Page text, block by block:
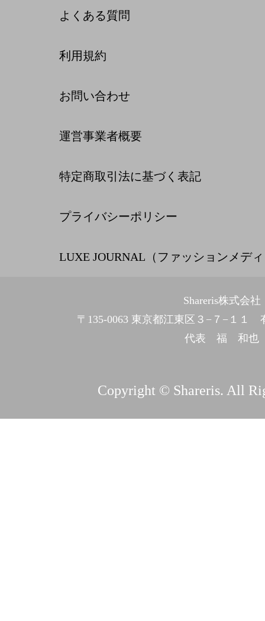
よくある質問
利用規約
お問い合わせ
運営事業者概要
特定商取引法に基づく表記
プライバシーポリシー
LUXE JOURNAL（ファッションメデ
Shareris株式会社
〒135-0063 東京都江東区３−７−１１
代表 福 和也
Copyright © Shareris. All